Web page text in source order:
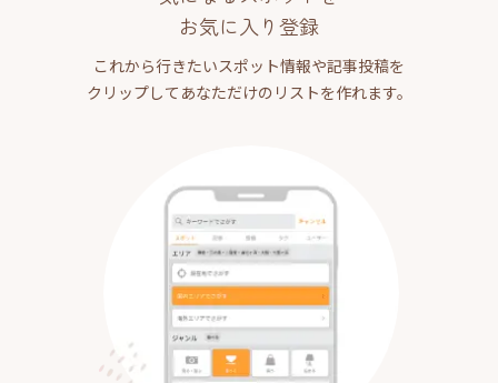
お気に入り登録
これから行きたいスポット情報や記事投稿を
クリップしてあなただけのリストを作れます。